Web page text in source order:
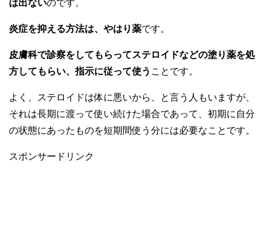
は出ないのです。
炎症を抑える方法は、やはり薬です。
皮膚科で診察をしてもらってステロイドなどの塗り薬を処
方してもらい、指示に従って使う ことです。
よく、ステロイドは体に悪いから、と言う人もいますが、
それは長期に渡って使い続けた場合であって、初期に自分
の状態にあったものを短期間使う分には必要なことです。
スポンサードリンク